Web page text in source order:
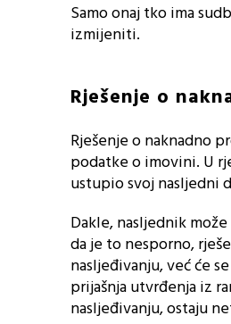
Samo onaj tko ima
izmijeniti.
Rješenje o
Rješenje o naknadno
podatke o imovini. U
ustupio svoj nasljedni
Dakle, nasljednik
da je to nesporno,
nasljeđivanju, već će
prijašnja utvrđenja iz
nasljeđivanju, ostaju